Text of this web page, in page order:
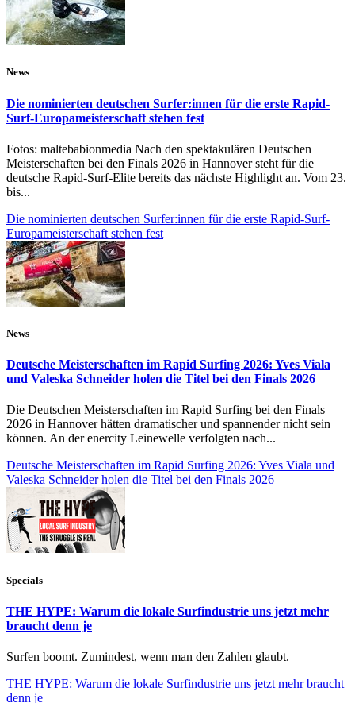
News
Die nominierten deutschen Surfer:innen für die erste Rapid-
Surf-Europameisterschaft stehen fest
Fotos: maltebabionmedia Nach den spektakulären Deutschen
Meisterschaften bei den Finals 2026 in Hannover steht für die
deutsche Rapid-Surf-Elite bereits das nächste Highlight an. Vom 23.
bis...
Die nominierten deutschen Surfer:innen für die erste Rapid-Surf-
Europameisterschaft stehen fest
News
Deutsche Meisterschaften im Rapid Surfing 2026: Yves Viala
und Valeska Schneider holen die Titel bei den Finals 2026
Die Deutschen Meisterschaften im Rapid Surfing bei den Finals
2026 in Hannover hätten dramatischer und spannender nicht sein
können. An der enercity Leinewelle verfolgten nach...
Deutsche Meisterschaften im Rapid Surfing 2026: Yves Viala und
Valeska Schneider holen die Titel bei den Finals 2026
Specials
THE HYPE: Warum die lokale Surfindustrie uns jetzt mehr
braucht denn je
Surfen boomt. Zumindest, wenn man den Zahlen glaubt.
THE HYPE: Warum die lokale Surfindustrie uns jetzt mehr braucht
denn je